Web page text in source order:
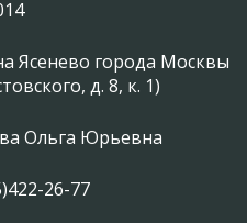
Ясенево города Москвы
д. 8, к. 1)
Ольга Юрьевна
26-77